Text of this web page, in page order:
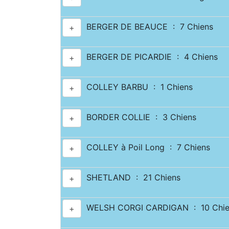
+ BERGER DE BEAUCE : 7 Chiens
+ BERGER DE PICARDIE : 4 Chiens
+ COLLEY BARBU : 1 Chiens
+ BORDER COLLIE : 3 Chiens
+ COLLEY à Poil Long : 7 Chiens
+ SHETLAND : 21 Chiens
+ WELSH CORGI CARDIGAN : 10